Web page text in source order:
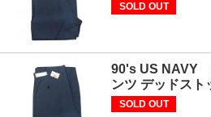
SOLD OUT
90's US NAVY
ンツ デッドスト
SOLD OUT